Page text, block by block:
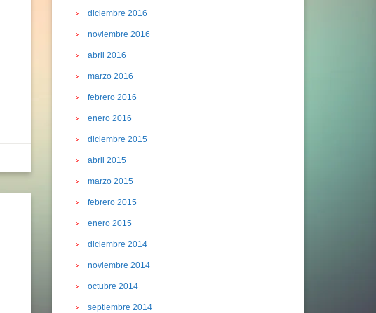
diciembre 2016
noviembre 2016
abril 2016
marzo 2016
febrero 2016
enero 2016
diciembre 2015
abril 2015
marzo 2015
febrero 2015
enero 2015
diciembre 2014
noviembre 2014
octubre 2014
septiembre 2014